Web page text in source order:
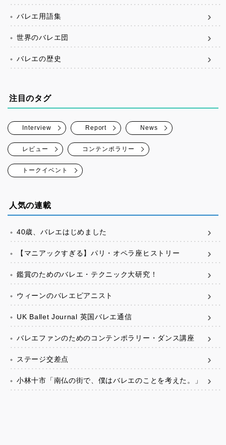
バレエ用語集
世界のバレエ団
バレエの歴史
注目のタグ
Interview Report News
レビュー コンテンポラリー
トークイベント
人気の連載
40歳、バレエはじめました
【マニアックすぎる】パリ・オペラ座ヒストリー
鑑賞のためのバレエ・テクニック大研究！
ウィーンのバレエピアニスト
UK Ballet Journal 英国バレエ通信
バレエファンのためのコンテンポラリー・ダンス講座
ステージ交差点
小林十市「南仏の街で、僕はバレエのことを考えた。」